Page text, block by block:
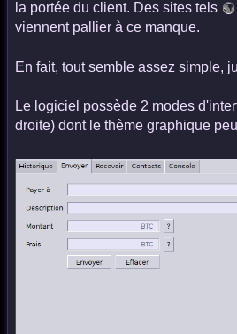
la portée du client. Des sites tels
viennent pallier à ce manque.
En fait, tout semble assez simple,
Le logiciel possède 2 modes
droite) dont le thème graphique